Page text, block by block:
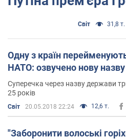
Світ 31,8 т.
Одну з країн
НАТО: озвучено нову назву
Суперечка через назву держави
25 років
Світ 20.05.2018 22:24 12,6 т.
"Заборонити волоські